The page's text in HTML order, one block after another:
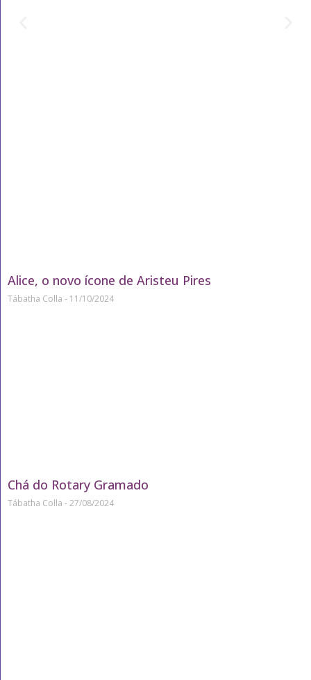
Alice, o novo ícone de Aristeu Pires
Tábatha Colla 11/10/2024
Chá do Rotary Gramado
Tábatha Colla 27/08/2024